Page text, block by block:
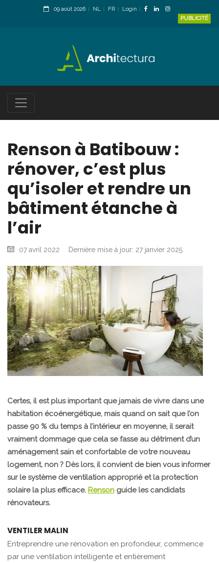
09 août 2026 NL FR
Login
PUBLICITÉ
Renson à Batibouw :
rénover, c’est plus
qu’isoler et rendre un
bâtiment étanche à
l’air
07 avril 2022 Dernière mise à jour: 27 janvier 2025
Certes, il est plus important que jamais de vivre dans une
habitation écoénergétique, mais quand on sait que l’on
passe 90 % du temps à l’intérieur en moyenne, il serait
vraiment dommage que cela se fasse au détriment d’un
aménagement sain et confortable de votre nouveau
logement, non ? Dès lors, il convient de bien vous informer
sur le système de ventilation approprié et la protection
solaire la plus efficace. Renson guide les candidats
rénovateurs.
VENTILER MALIN
Entreprendre une rénovation en profondeur, commence
par une ventilation intelligente et entièrement